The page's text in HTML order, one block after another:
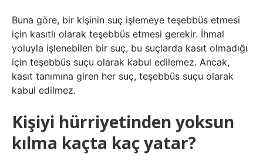
Buna göre, bir kişinin suç işlemeye teşebbüs etmesi
için kasıtlı olarak teşebbüs etmesi gerekir. İhmal
yoluyla işlenebilen bir suç, bu suçlarda kasıt olmadığı
için teşebbüs suçu olarak kabul edilemez. Ancak,
kasıt tanımına giren her suç, teşebbüs suçu olarak
kabul edilmez.
Kişiyi hürriyetinden yoksun
kılma kaçta kaç yatar?